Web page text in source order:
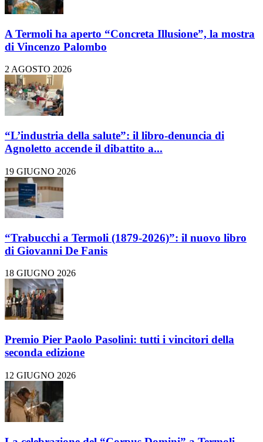
A Termoli ha aperto “Concreta Illusione”, la mostra
di Vincenzo Palombo
2 AGOSTO 2026
“L’industria della salute”: il libro-denuncia di
Agnoletto accende il dibattito a...
19 GIUGNO 2026
“Trabucchi a Termoli (1879-2026)”: il nuovo libro
di Giovanni De Fanis
18 GIUGNO 2026
Premio Pier Paolo Pasolini: tutti i vincitori della
seconda edizione
12 GIUGNO 2026